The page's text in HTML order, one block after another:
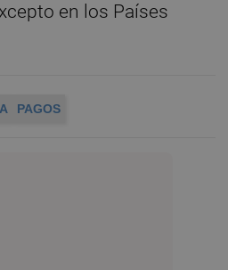
en los Países
PAGOS